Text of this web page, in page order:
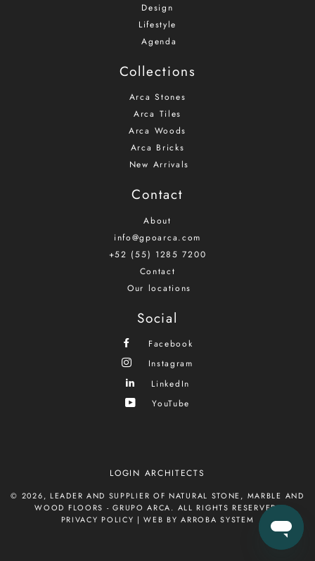
Design
Lifestyle
Agenda
Collections
Arca Stones
Arca Tiles
Arca Woods
Arca Bricks
New Arrivals
Contact
About
info@gpoarca.com
+52 (55) 1285 7200
Contact
Our locations
Social
Facebook
Instagram
LinkedIn
YouTube
LOGIN ARCHITECTS
© 2026, LEADER AND SUPPLIER OF NATURAL STONE, MARBLE AND
WOOD FLOORS - GRUPO ARCA. ALL RIGHTS RESERVED.
PRIVACY POLICY |WEB BY ARROBA SYSTEM